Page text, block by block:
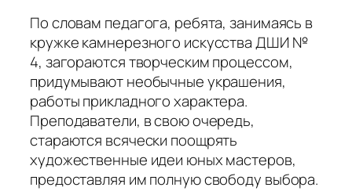
По словам педагога, ребята, занимаясь в
кружке камнерезного искусства ДШИ №
4, загораются творческим процессом,
придумывают необычные украшения,
работы прикладного характера.
Преподаватели, в свою очередь,
стараются всячески поощрять
художественные идеи юных мастеров,
предоставляя им полную свободу выбора.